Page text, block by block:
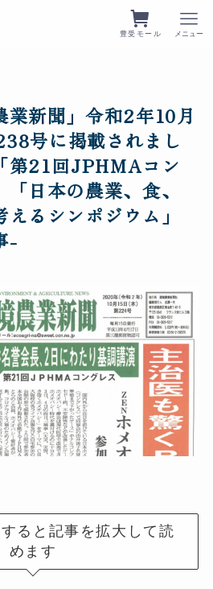
豊受モール メニュー
業新聞」令和2年10月
号に掲載されまし
第21回JPHMAコン
「日本の農業、食、
えるシンポジウム」
-
ると記事を拡大して読
めます